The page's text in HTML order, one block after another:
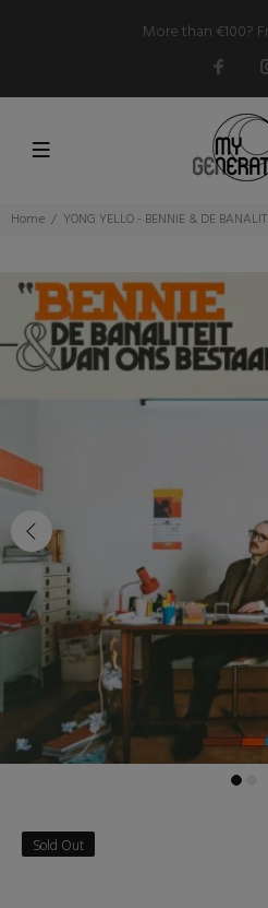
More than €100?
Home YONG YELLO - BENNIE & DE
Sold Out